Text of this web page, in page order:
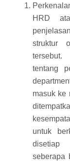
HRD
struktur
tersebut.
tentang
masuk ke
untuk
disetiap
seberapa